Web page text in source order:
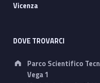
Vicenza
DOVE TROVARCI
Address:
Parco Scientifico
Vega 1